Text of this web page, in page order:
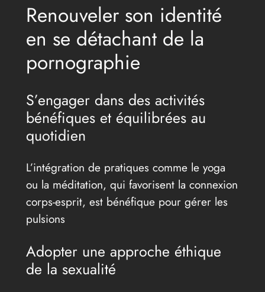
Renouveler son identité
en se détachant de la
pornographie
S’engager dans des activités
bénéfiques et équilibrées au
quotidien
L’intégration de pratiques comme le yoga
ou la méditation, qui favorisent la connexion
corps-esprit, est bénéfique pour gérer les
pulsions
Adopter une approche éthique
de la sexualité